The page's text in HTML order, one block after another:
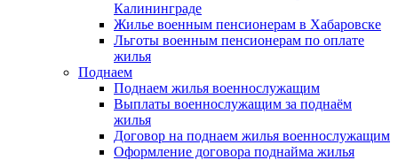
Калининграде
Жилье военным пенсионерам в Хабаровске
Льготы военным пенсионерам по оплате
жилья
Поднаем
Поднаем жилья военнослужащим
Выплаты военнослужащим за поднаём
жилья
Договор на поднаем жилья военнослужащим
Оформление договора поднайма жилья